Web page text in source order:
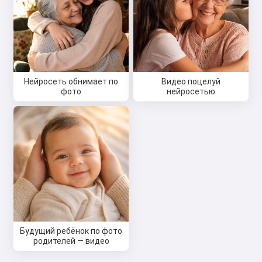
Нейросеть обнимает по
фото
Видео поцелуй
нейросетью
Будущий ребёнок по фото
родителей — видео
Привет 👋
Я могу создавать песни, писать
стихи и поздравления 🥰
Попробовать бесплатно
Я принимаю: Условия использования
Политика конфиденциальности
Политика возврата